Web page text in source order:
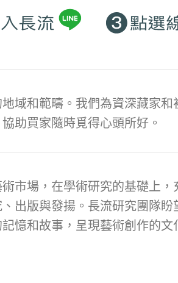
域和範疇。我們為資深藏家和
助買家隨時覓得心頭所好。
市場，在學術研究的基礎上
出版與發揚。長流研究團隊
憶和故事，呈現藝術創作的文